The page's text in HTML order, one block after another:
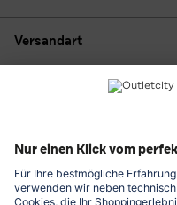
Versandart